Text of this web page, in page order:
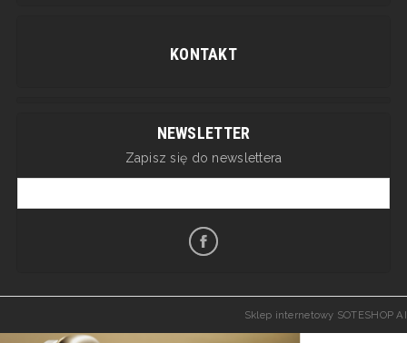
KONTAKT
NEWSLETTER
Zapisz się do newslettera
Sklep internetowy SOTESHOP AI